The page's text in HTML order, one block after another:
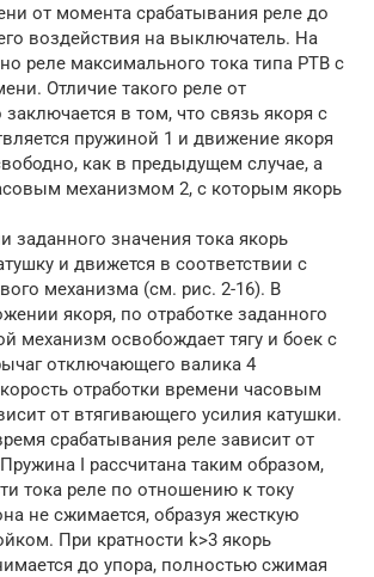
от момента срабатывания реле до
воздействия на выключатель. На
реле максимального тока типа РТВ с
Отличие такого реле от
заключается в том, что связь якоря с
пружиной 1 и движение якоря
как в предыдущем случае, а
механизмом 2, с которым якорь
заданного значения тока якорь
и движется в соответствии с
механизма (см. рис. 2-16). В
якоря, по отработке заданного
механизм освобождает тягу и боек с
отключающего валика 4
отработки времени часовым
от втягивающего усилия катушки.
срабатывания реле зависит от
I рассчитана таким образом,
тока реле по отношению к току
не сжимается, образуя жесткую
При кратности k>3 якорь
до упора, полностью сжимая